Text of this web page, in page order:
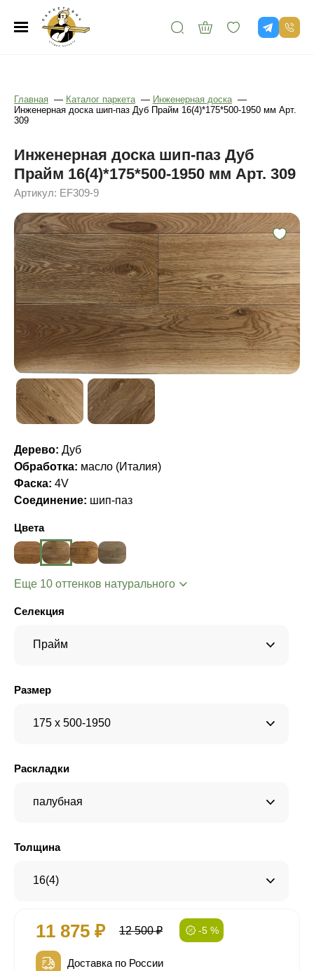
Главная — Каталог паркета — Инженерная доска —
Инженерная доска шип-паз Дуб Прайм 16(4)*175*500-1950 мм Арт.
309
Инженерная доска шип-паз Дуб
Прайм 16(4)*175*500-1950 мм Арт. 309
Артикул: EF309-9
Дерево: Дуб
Обработка: масло (Италия)
Фаска: 4V
Соединение: шип-паз
Цвета
Еще 10 оттенков натурального
Селекция
Прайм
Размер
175 x 500-1950
Раскладки
палубная
Толщина
16(4)
11 875 ₽ 12 500 ₽ -5 %
Доставка по России